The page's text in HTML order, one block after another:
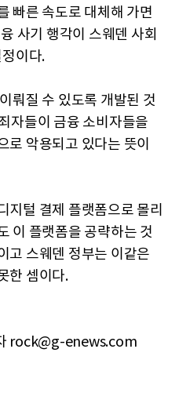
빠른 속도로 대체해 가면
사기 행각이 스웨덴 사회
이다.
뤄질 수 있도록 개발된 것
자들이 금융 소비자들을
로 악용되고 있다는 뜻이
지털 결제 플랫폼으로 몰리
이 플랫폼을 공략하는 것
고 스웨덴 정부는 이같은
한 셈이다.
rock@g-enews.com